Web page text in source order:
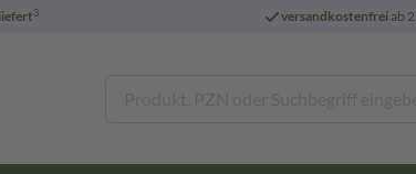
3 versandkostenfreiab